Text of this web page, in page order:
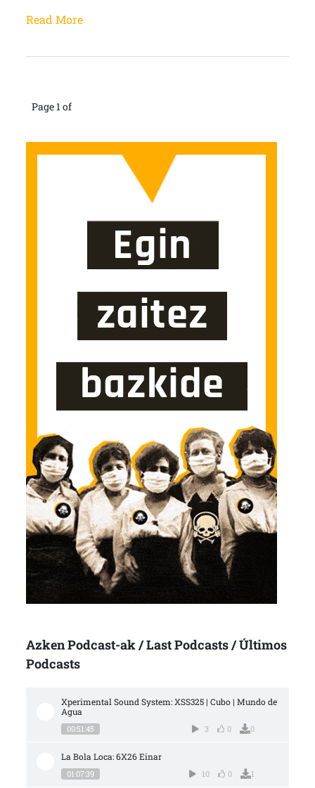
Read More
Page 1 of
Azken Podcast-ak / Last Podcasts / Últimos
Podcasts
Xperimental Sound System: XSS325 | Cubo | Mundo de
Agua
00:51:45 3 0 0
La Bola Loca: 6X26 Einar
01:07:39 10 0 1